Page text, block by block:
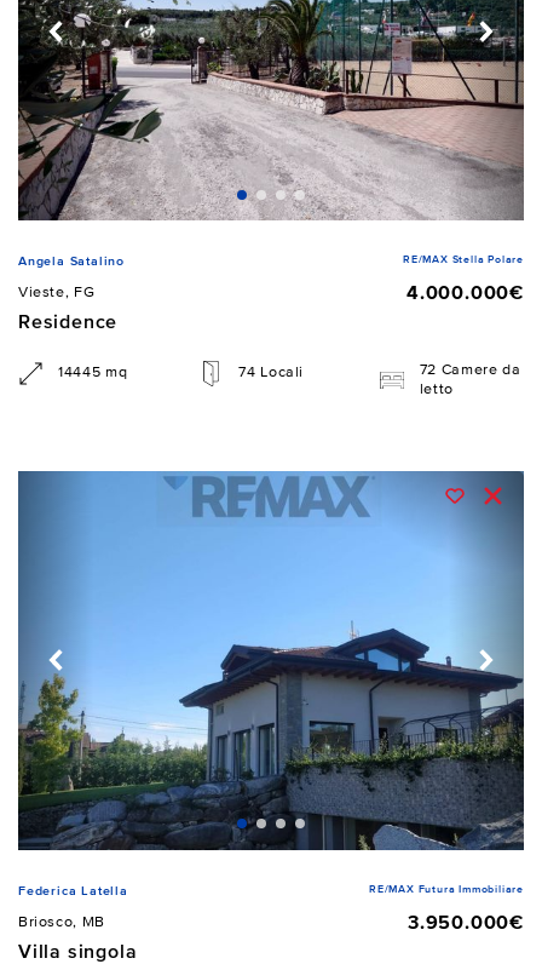
Angela Satalino RE/MAX Stella Polare
Vieste, FG
4.000.000€
Residence
14445 mq 74 Locali
72 Camere da
letto
Federica Latella RE/MAX Futura Immobiliare
Briosco, MB
3.950.000€
Villa singola